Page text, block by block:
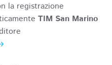
la registrazione
TIM San Marino